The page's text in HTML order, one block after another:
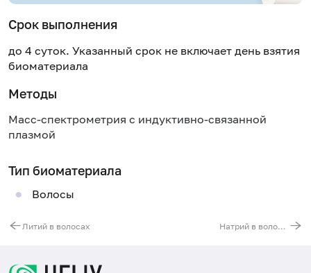
Срок выполнения
до 4 суток. Указанный срок не включает день взятия
биоматериала
Методы
Масс-спектрометрия с индуктивно-связанной
плазмой
Тип биоматериала
Волосы
Литий в волосах Натрий в волосах